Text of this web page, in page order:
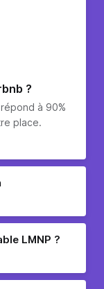
?
à 90%
place.
LMNP ?